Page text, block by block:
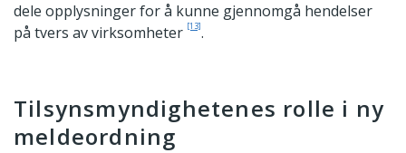
dele opplysninger for å kunne gjennomgå hendelser
på tvers av virksomheter [13].
Tilsynsmyndighetenes rolle i ny
meldeordning